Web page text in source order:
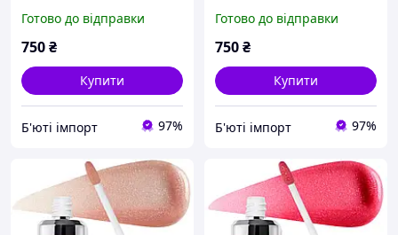
Готово до відправки
750₴
Купити
Б'юті імпорт 97%
Готово до відправки
750₴
Купити
Б'юті імпорт 97%